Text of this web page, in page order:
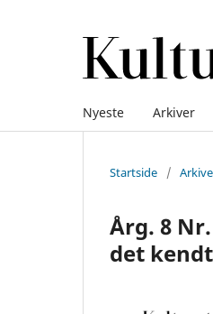
Nyeste Arkiver
Startside /
Årg. 8
det